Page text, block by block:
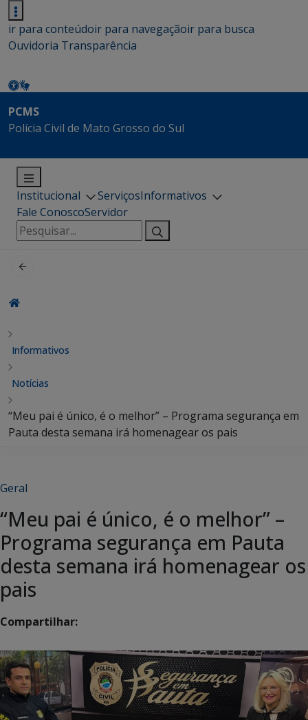
ir para conteúdoir para navegaçãoir para busca
Ouvidoria Transparência
PCMS
Polícia Civil de Mato Grosso do Sul
Institucional ServiçosInformativos
Fale ConoscoServidor
Pesquisar
por:
Informativos
Notícias
“Meu pai é único, é o melhor” – Programa segurança em
Pauta desta semana irá homenagear os pais
Geral
“Meu pai é único, é o melhor” –
Programa segurança em Pauta
desta semana irá homenagear os
pais
Compartilhar: